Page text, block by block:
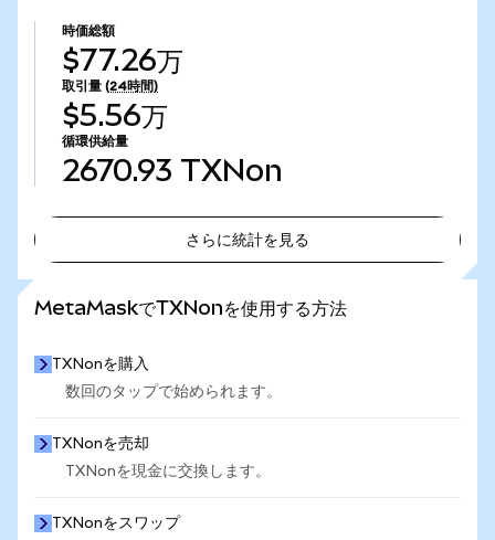
時価総額
$77.26万
取引量 (24時間)
$5.56万
循環供給量
2670.93 TXNon
さらに統計を見る
MetaMaskでTXNonを使用する方法
TXNonを購入
数回のタップで始められます。
TXNonを売却
TXNonを現金に交換します。
TXNonをスワップ